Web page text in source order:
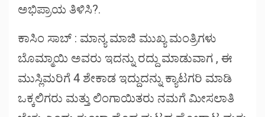
ಅಭಿಪ್ರಾಯ ತಿಳಿಸಿ?.
ಕಾಸಿಂ ಸಾಬ್ : ಮಾನ್ಯ ಮಾಜಿ ಮುಖ್ಯ ಮಂತ್ರಿಗಳು
ಬೊಮ್ಮಾಯಿ ಅವರು ಇದನ್ನು ರದ್ದು ಮಾಡುವಾಗ , ಈ
ಮುಸ್ಲಿಮರಿಗೆ 4 ಶೇಕಾಡ ಇದ್ದುದನ್ನು ಕ್ಯಾಟಗರಿ ಮಾಡಿ
ಒಕ್ಕಲಿಗರು ಮತ್ತು ಲಿಂಗಾಯಿತರು ನಮಗೆ ಮೀಸಲಾತಿ